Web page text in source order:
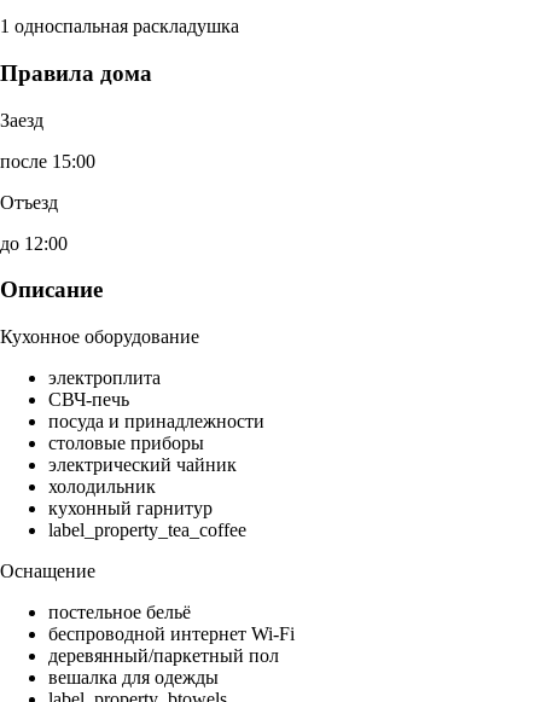
1 односпальная раскладушка
Правила дома
Заезд
после 15:00
Отъезд
до 12:00
Описание
Кухонное оборудование
электроплита
СВЧ-печь
посуда и принадлежности
столовые приборы
электрический чайник
холодильник
кухонный гарнитур
label_property_tea_coffee
Оснащение
постельное бельё
беспроводной интернет Wi-Fi
деревянный/паркетный пол
вешалка для одежды